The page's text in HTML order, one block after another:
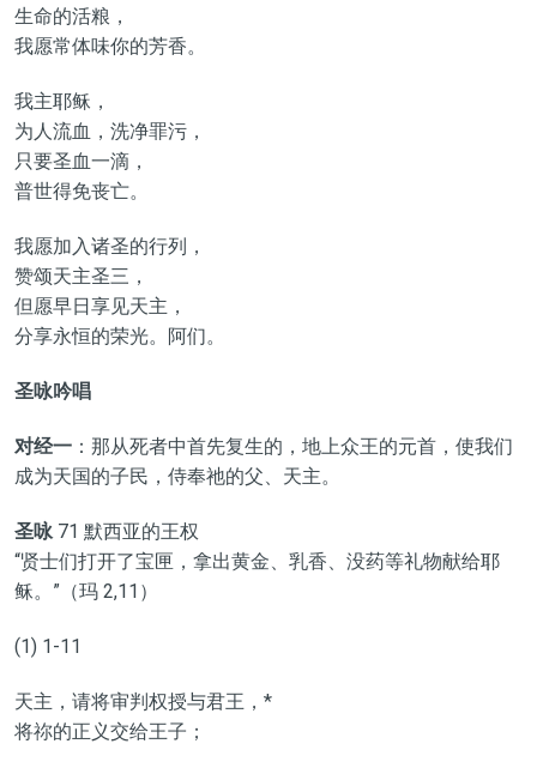
生命的活粮，
我愿常体味你的芳香。
我主耶稣，
为人流血，洗净罪污，
只要圣血一滴，
普世得免丧亡。
我愿加入诸圣的行列，
赞颂天主圣三，
但愿早日享见天主，
分享永恒的荣光。阿们。
圣咏吟唱
对经一：那从死者中首先复生的，地上众王的元首，使我们
成为天国的子民，侍奉祂的父、天主。
圣咏 71 默西亚的王权
“贤士们打开了宝匣，拿出黄金、乳香、没药等礼物献给耶
稣。”（玛 2,11）
(1) 1-11
天主，请将审判权授与君王，*
将祢的正义交给王子；